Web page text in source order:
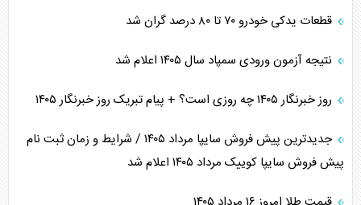
قطعات یدکی خودرو ۷۰ تا ۸۰ درصد گران شد
نتیجه آزمون ورودی سمپاد سال ۱۴۰۵ اعلام شد
روز خبرنگار ۱۴۰۵ چه روزی است؟ + پیام تبریک روز خبرنگار ۱۴۰۵
جدیدترین پیش فروش سایپا مرداد ۱۴۰۵ / شرایط و زمان ثبت نام
پیش فروش سایپا کوییک مرداد ۱۴۰۵ اعلام شد